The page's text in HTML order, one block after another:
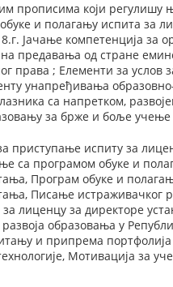
прописима који регулишу
и полагању испита за
Јачање компетенција за
предавања од стране
права ; Елементи за услов
унапређивања
са напретком,
за брже и боље
приступање испиту за
са програмом обуке и
Програм обуке и
Писање истраживачког
лиценцу за директоре
образовања у
и припрема портфолија
Мотивација за